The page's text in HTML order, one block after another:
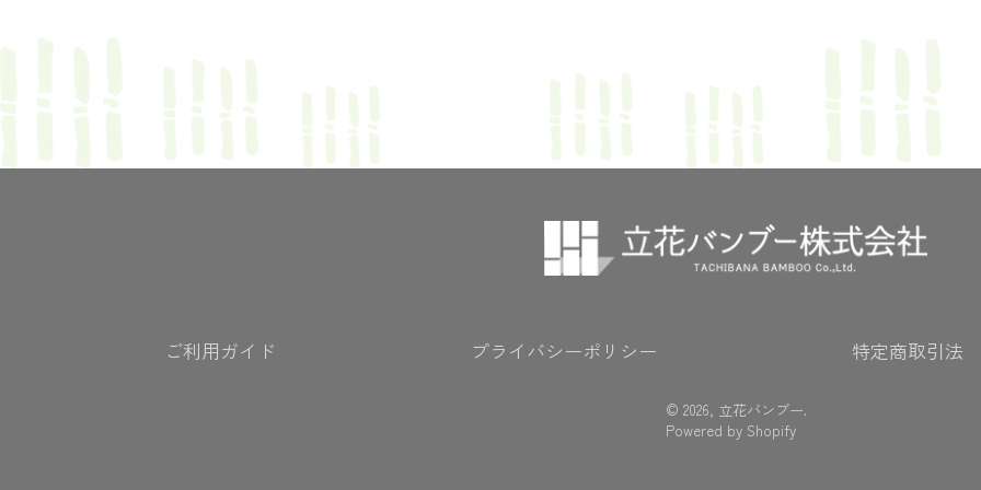
ご利用ガイド プライバシーポリシー 特定商取引法
© 2026, 立花バンブー.
Powered by Shopify